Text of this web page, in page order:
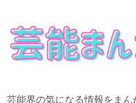
芸能界の気になる情報をま